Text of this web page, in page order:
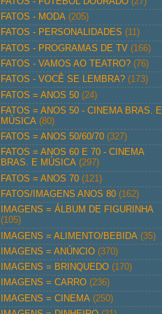
FATOS - MODA (205)
FATOS - PERSONALIDADES (11)
FATOS - PROGRAMAS DE TV (166)
FATOS - VAMOS AO TEATRO? (76)
FATOS - VOCÊ SE LEMBRA? (173)
FATOS = ANOS 50 (24)
FATOS = ANOS 50 - CINEMA BRAS. E
MÚSICA (80)
FATOS = ANOS 50/60/70 (327)
FATOS = ANOS 60 E 70 - CINEMA
BRAS. E MÚSICA (297)
FATOS = ANOS 70 (121)
FATOS/IMAGENS ANOS 80 (162)
IMAGENS = ÁLBUM DE FIGURINHA
(105)
IMAGENS = ALIMENTO/BEBIDA (35)
IMAGENS = ANÚNCIO (370)
IMAGENS = BRINQUEDO (170)
IMAGENS = CARRO (236)
IMAGENS = CINEMA (250)